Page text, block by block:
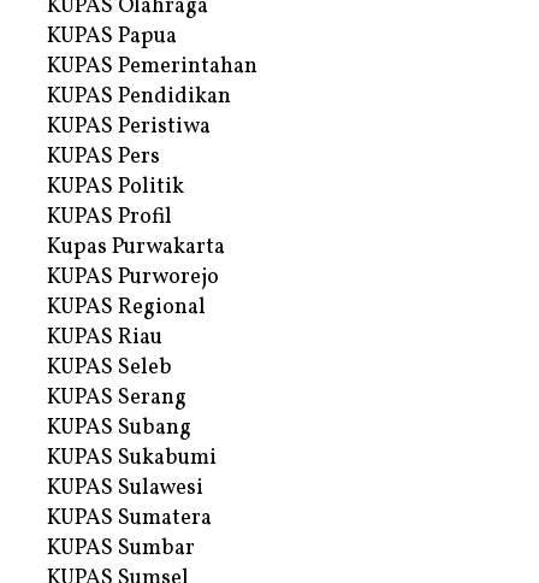
KUPAS Olahraga
KUPAS Papua
KUPAS Pemerintahan
KUPAS Pendidikan
KUPAS Peristiwa
KUPAS Pers
KUPAS Politik
KUPAS Profil
Kupas Purwakarta
KUPAS Purworejo
KUPAS Regional
KUPAS Riau
KUPAS Seleb
KUPAS Serang
KUPAS Subang
KUPAS Sukabumi
KUPAS Sulawesi
KUPAS Sumatera
KUPAS Sumbar